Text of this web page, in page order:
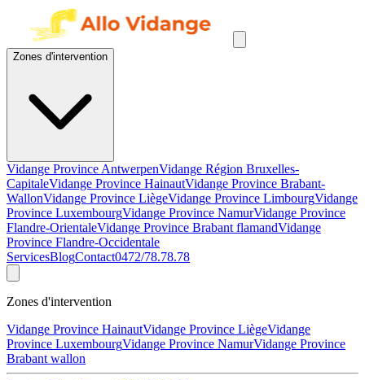
Zones d'intervention
Vidange Province AntwerpenVidange Région Bruxelles-
CapitaleVidange Province HainautVidange Province Brabant-
WallonVidange Province LiègeVidange Province LimbourgVidange
Province LuxembourgVidange Province NamurVidange Province
Flandre-OrientaleVidange Province Brabant flamandVidange
Province Flandre-Occidentale
ServicesBlogContact0472/78.78.78
Zones d'intervention
Vidange Province HainautVidange Province LiègeVidange
Province LuxembourgVidange Province NamurVidange Province
Brabant wallon